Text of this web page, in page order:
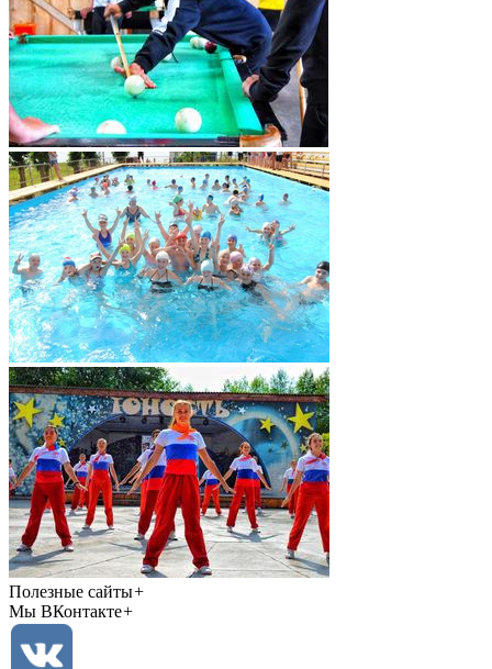
Полезные сайты+
Мы ВКонтакте+